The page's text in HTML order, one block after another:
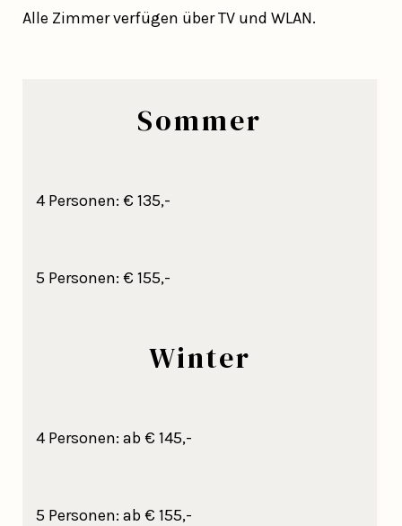
Alle Zimmer verfügen über TV und WLAN.
Sommer
4 Personen: € 135,-
5 Personen: € 155,-
Winter
4 Personen: ab € 145,-
5 Personen: ab € 155,-